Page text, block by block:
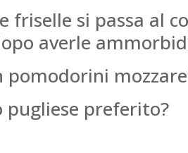
friselle si passa al
averle
pomodorini
preferito?